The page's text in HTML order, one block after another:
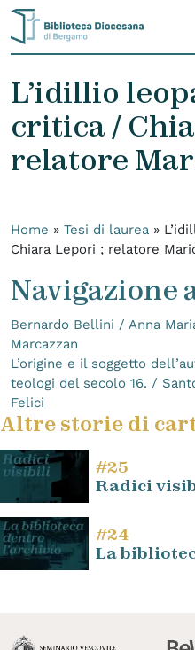
Skip to content
L’idillio
critica /
relatore
Home » Tesi di laurea »
Chiara Lepori ; relatore
Navigazione
Bernardo Bellini / Anna
Marcazzan
L’origine e il soggetto
teologi del secolo 16. /
Felici
Altre storie di
#25
Radici
#24
La